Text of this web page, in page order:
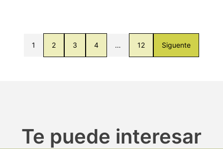
1 2 3 4 … 12 Siguente
Te puede interesar